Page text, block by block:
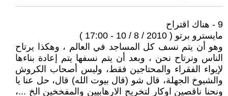
9 - هناك اقتراح
مايسترو برتو ( 2010 / 8 / 10 - 17:00 )
وهو أن يتم نسف كل المساجد في العالم ، وهكذا يرتاح
الناس ونرتاح نحن ، وبعد أن يتم نسفها يتم إعادة بناءها
لإيواء الفقراء والمحتاجين فقط، وليس أصحاب الكروش
والشيوخ الجهلة، قال شو (قال بيوت الله) قال، حل عنا يا
ونحنا ناقصين اوكار لتخريج الارهابيين والمفخخين الخ ...،